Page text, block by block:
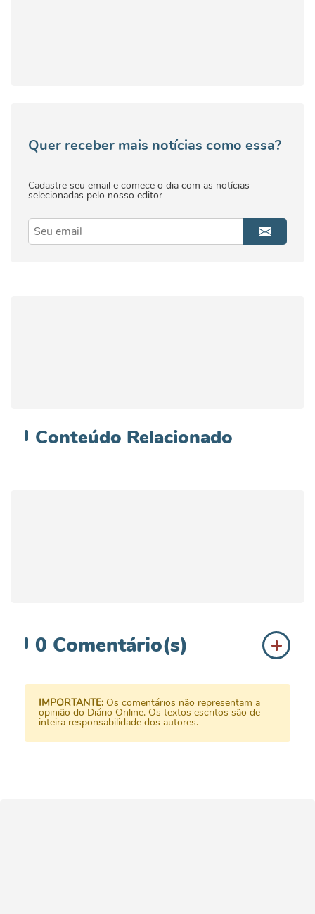
Quer receber mais notícias como essa?
Cadastre seu email e comece o dia com as notícias
selecionadas pelo nosso editor
Conteúdo Relacionado
0 Comentário(s)
IMPORTANTE: Os comentários não representam a
opinião do Diário Online. Os textos escritos são de
inteira responsabilidade dos autores.